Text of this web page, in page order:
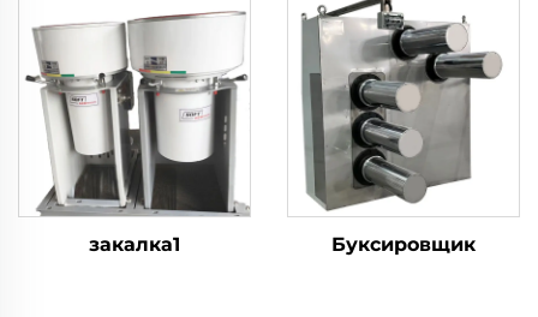
закалка1 Буксировщик